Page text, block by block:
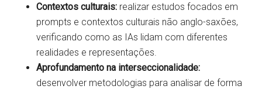
Contextos culturais: realizar estudos focados em
prompts e contextos culturais não anglo-saxões,
verificando como as IAs lidam com diferentes
realidades e representações.
Aprofundamento na interseccionalidade:
desenvolver metodologias para analisar de forma